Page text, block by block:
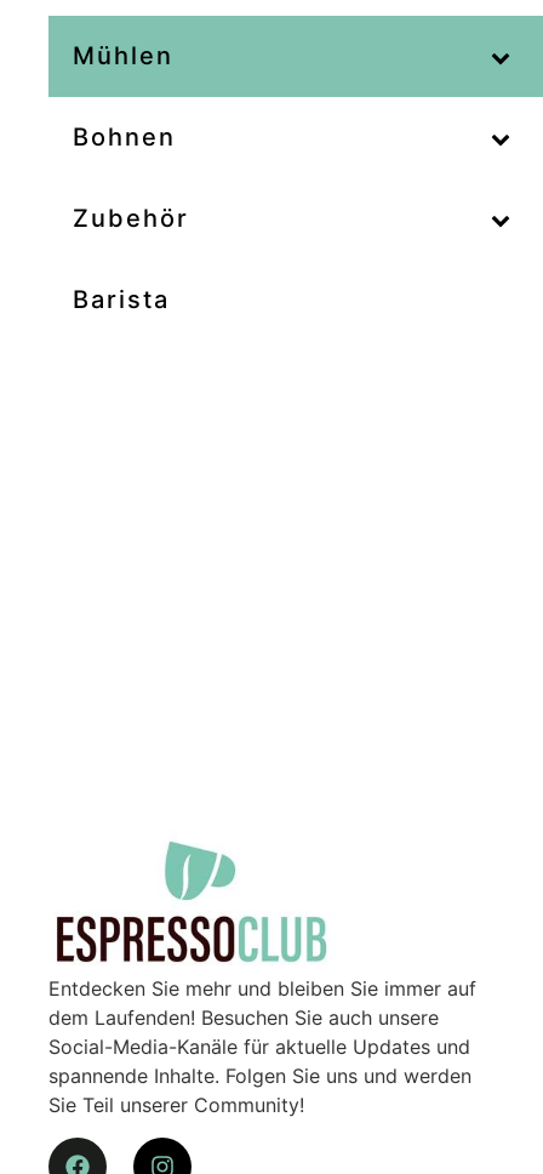
Mühlen
–
Bohnen
–
Zubehör
Barista
Entdecken Sie mehr und bleiben Sie immer auf
dem Laufenden! Besuchen Sie auch unsere
Social-Media-Kanäle für aktuelle Updates und
spannende Inhalte. Folgen Sie uns und werden
Sie Teil unserer Community!